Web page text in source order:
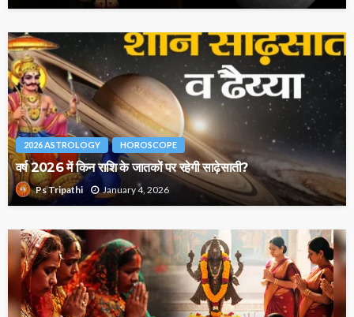
2026 ASTROLOGY HOROSCOPE
वर्ष 2026 में किन राशि के जातकों पर रहेगी साढ़ेसाती?
Ps Tripathi January 4, 2026